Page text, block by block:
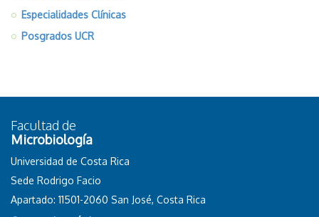
Especialidades Clínicas
Posgrados UCR
Facultad de
Microbiología
Universidad de Costa Rica
Sede Rodrigo Facio
Apartado: 11501-2060 San José, Costa Rica